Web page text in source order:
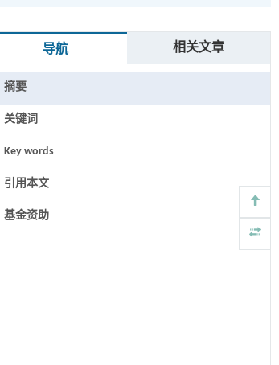
导航 相关文章
摘要
关键词
Key words
引用本文
基金资助